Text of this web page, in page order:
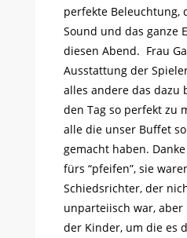
perfekte Beleuchtung,
Sound und das ganze
diesen Abend. Frau
Ausstattung der
alles andere das dazu
den Tag so perfekt zu
alle die unser Buffet
gemacht haben.
fürs “pfeifen”, sie
Schiedsrichter, der
unparteiisch war,
der Kinder, um die es